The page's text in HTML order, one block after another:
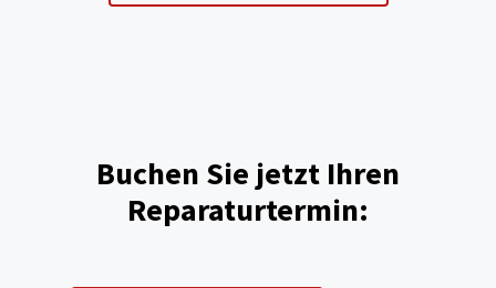
Buchen Sie jetzt Ihren
Reparaturtermin: